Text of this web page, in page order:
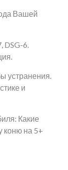
Вашей
6.
устранения.
и
Какие
коню на 5+